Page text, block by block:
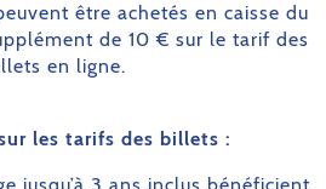
être achetés en caisse du
de 10 € sur le tarif des
en ligne.
les tarifs des billets :